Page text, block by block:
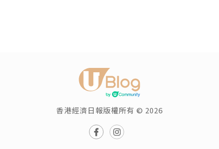
香港經濟日報版權所有 © 2026